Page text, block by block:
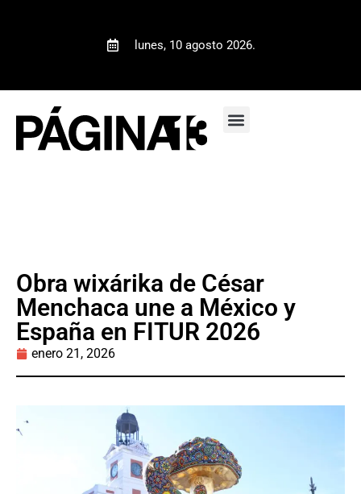
lunes, 10 agosto 2026.
Obra wixárika de César
Menchaca une a México y
España en FITUR 2026
enero 21, 2026